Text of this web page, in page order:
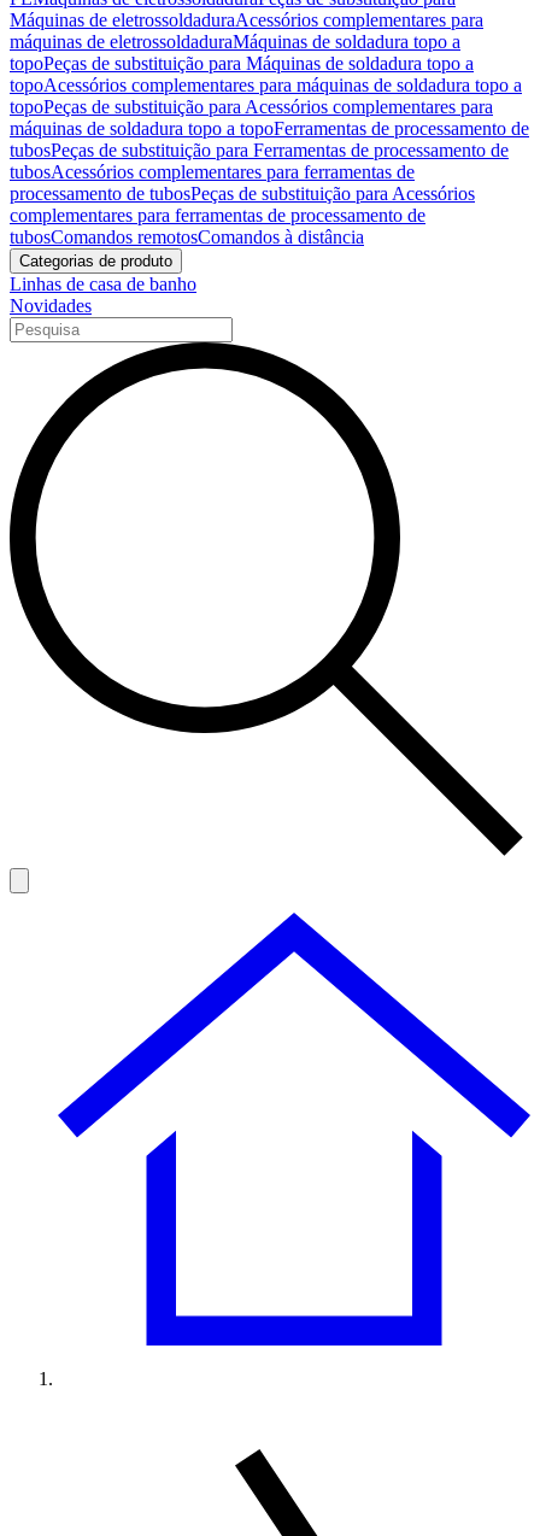
Máquinas de eletrossoldaduraAcessórios complementares para
máquinas de eletrossoldaduraMáquinas de soldadura topo a
topoPeças de substituição para Máquinas de soldadura topo a
topoAcessórios complementares para máquinas de soldadura topo a
topoPeças de substituição para Acessórios complementares para
máquinas de soldadura topo a topoFerramentas de processamento de
tubosPeças de substituição para Ferramentas de processamento de
tubosAcessórios complementares para ferramentas de
processamento de tubosPeças de substituição para Acessórios
complementares para ferramentas de processamento de
tubosComandos remotosComandos à distância
Categorias de produto
Linhas de casa de banho
Novidades